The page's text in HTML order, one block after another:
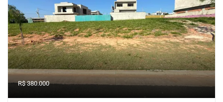
R$ 380.000